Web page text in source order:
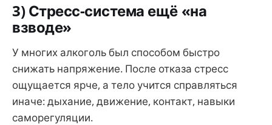
3) Стресс-система ещё «на
взводе»
У многих алкоголь был способом быстро
снижать напряжение. После отказа стресс
ощущается ярче, а тело учится справляться
иначе: дыхание, движение, контакт, навыки
саморегуляции.